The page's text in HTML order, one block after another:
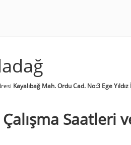
Kayalıbağ Mah. Ordu Cad. No:3 Ege Yıldız
Saatleri